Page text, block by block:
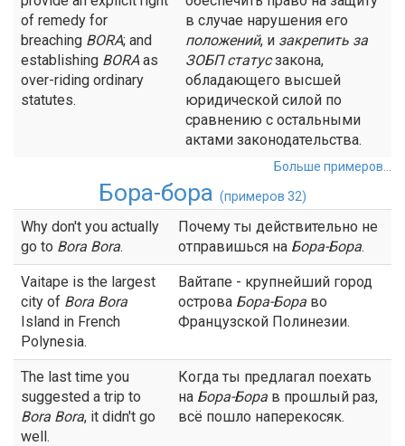
of remedy for
breaching BORA; and
establishing BORAas
over-riding ordinary
statutes.
в случае нарушения его
положений, и закрепить за
ЗОБПстатусзакона,
обладающего высшей
юридической силой по
сравнению с остальными
актами законодательства.
Больше примеров...
Бора-бора (примеров 32)
Why don't you actually
go to Bora Bora.
Почему ты действительно не
отправишься на Бора-Бора.
Vaitape is the largest
city of Bora Bora
Island in French
Polynesia.
Вайтапе - крупнейший город
острова Бора-Бора во
Французской Полинезии.
The last time you
suggested a trip to
Bora Bora, it didn't go
well.
Когда ты предлагал поехать
на Бора-Бора в прошлый раз,
всё пошло наперекосяк.